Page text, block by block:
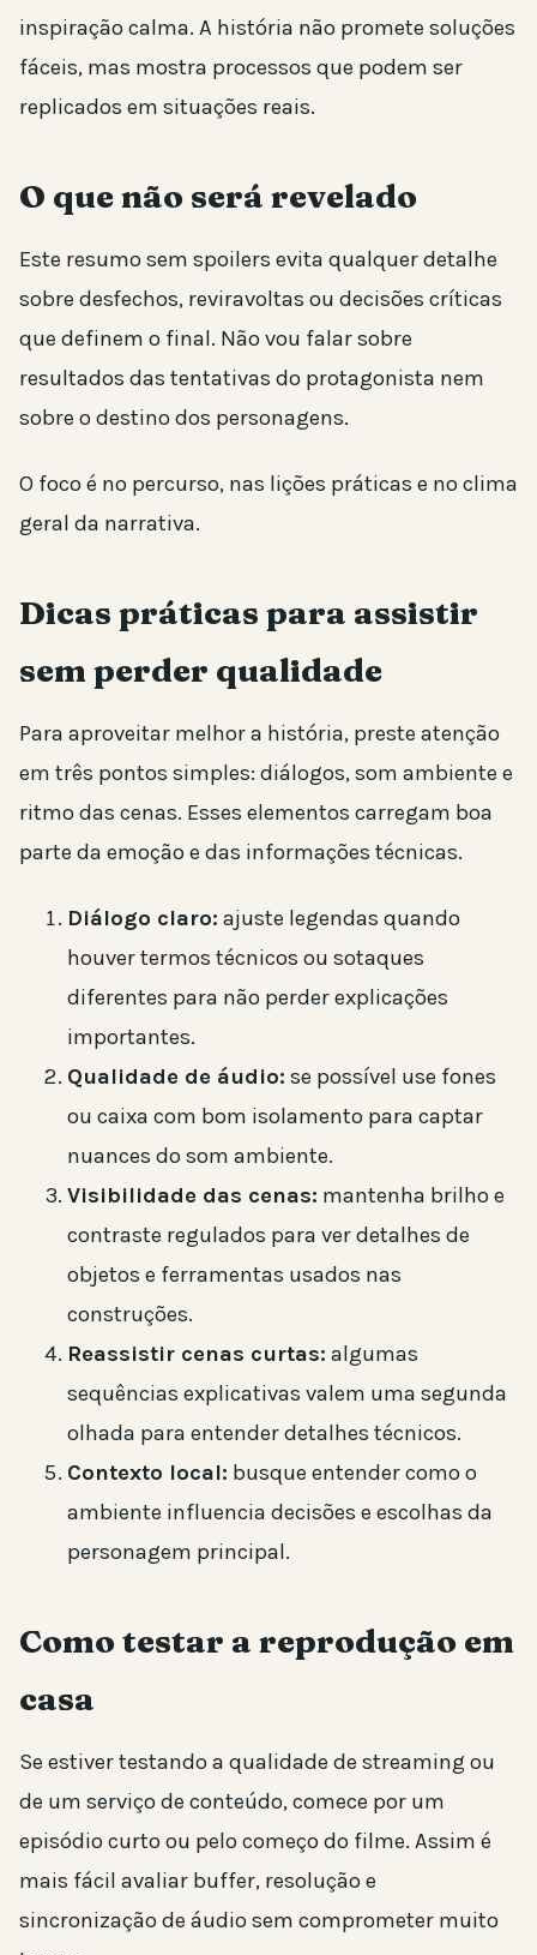
inspiração calma. A história não promete soluções
fáceis, mas mostra processos que podem ser
replicados em situações reais.
O que não será revelado
Este resumo sem spoilers evita qualquer detalhe
sobre desfechos, reviravoltas ou decisões críticas
que definem o final. Não vou falar sobre
resultados das tentativas do protagonista nem
sobre o destino dos personagens.
O foco é no percurso, nas lições práticas e no clima
geral da narrativa.
Dicas práticas para assistir
sem perder qualidade
Para aproveitar melhor a história, preste atenção
em três pontos simples: diálogos, som ambiente e
ritmo das cenas. Esses elementos carregam boa
parte da emoção e das informações técnicas.
Diálogo claro: ajuste legendas quando
houver termos técnicos ou sotaques
diferentes para não perder explicações
importantes.
Qualidade de áudio: se possível use fones
ou caixa com bom isolamento para captar
nuances do som ambiente.
Visibilidade das cenas: mantenha brilho e
contraste regulados para ver detalhes de
objetos e ferramentas usados nas
construções.
Reassistir cenas curtas: algumas
sequências explicativas valem uma segunda
olhada para entender detalhes técnicos.
Contexto local: busque entender como o
ambiente influencia decisões e escolhas da
personagem principal.
Como testar a reprodução em
casa
Se estiver testando a qualidade de streaming ou
de um serviço de conteúdo, comece por um
episódio curto ou pelo começo do filme. Assim é
mais fácil avaliar buffer, resolução e
sincronização de áudio sem comprometer muito